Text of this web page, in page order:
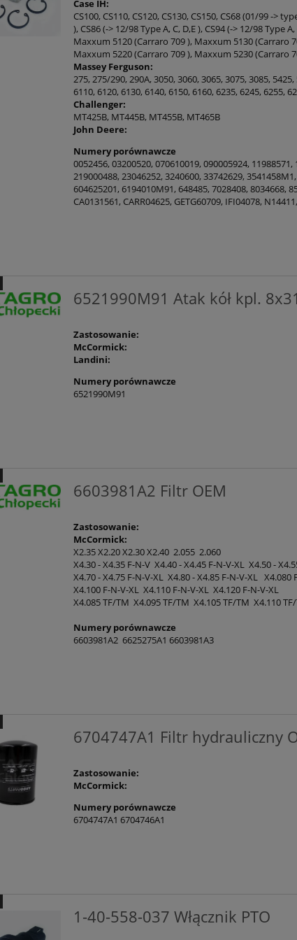
Case IH:
CS100, CS110, CS120, CS130, CS150, CS68 (01/99 ->
), CS86 (-> 12/98 Type A, C, D,E ), CS94 (-> 12/98 Type A,
Maxxum 5120 (Carraro 709 ), Maxxum 5130 (Carraro
Maxxum 5220 (Carraro 709 ), Maxxum 5230 (Carraro
Massey Ferguson:
275, 275/290, 290A, 3050, 3060, 3065, 3075, 3085,
6110, 6120, 6130, 6140, 6150, 6160, 6235, 6245, 6255,
Challenger:
MT425B, MT445B, MT455B, MT465B
John Deere:
Numery porównawcze
0052456, 03200520, 070610019, 090005924,
219000488, 23046252, 3240600, 33742629,
604625201, 6194010M91, 648485, 7028408, 8034668,
CA0131561, CARR04625, GETG60709, IFI04078,
6521990M91 Atak kół kpl.
Zastosowanie:
McCormick:
Landini:
Numery porównawcze
6521990M91
6603981A2 Filtr OEM
Zastosowanie:
McCormick:
X2.35 X2.20 X2.30 X2.40 2.055 2.060
X4.30 - X4.35 F-N-V X4.40 - X4.45 F-N-V-XL X4.50 -
X4.70 - X4.75 F-N-V-XL X4.80 - X4.85 F-N-V-XL X4.080
X4.100 F-N-V-XL X4.110 F-N-V-XL X4.120 F-N-V-XL
X4.085 TF/TM X4.095 TF/TM X4.105 TF/TM X4.110
Numery porównawcze
6603981A2 6625275A1 6603981A3
6704747A1 Filtr hydrauliczny
Zastosowanie:
McCormick:
Numery porównawcze
6704747A1 6704746A1
1-40-558-037 Włącznik PTO